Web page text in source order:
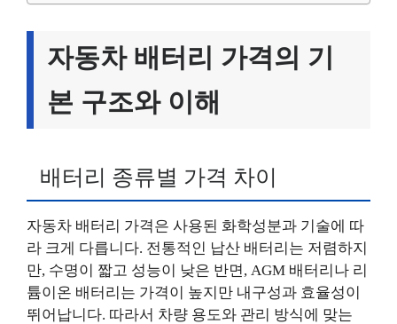
자동차 배터리 가격의 기
본 구조와 이해
배터리 종류별 가격 차이
자동차 배터리 가격은 사용된 화학성분과 기술에 따
라 크게 다릅니다. 전통적인 납산 배터리는 저렴하지
만, 수명이 짧고 성능이 낮은 반면, AGM 배터리나 리
튬이온 배터리는 가격이 높지만 내구성과 효율성이
뛰어납니다. 따라서 차량 용도와 관리 방식에 맞는